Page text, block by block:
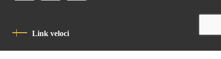
Link veloci